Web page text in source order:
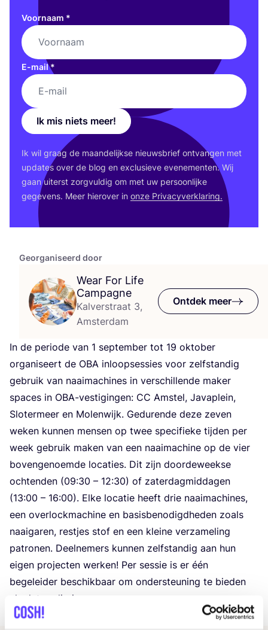
Georganiseerd door
Wear For Life
Campagne
Kalverstraat 3,
Amsterdam
Ontdek meer
In de peri­o­de van 1 sep­tem­ber tot 19 okto­ber
orga­ni­seert de OBA inloop­ses­sies voor zelf­stan­dig
gebruik van naai­ma­chi­nes in ver­schil­len­de maker
spa­ces in OBA-ves­ti­gin­gen: CC Amstel, Java­p­lein,
Slo­ter­meer en Molen­wijk. Gedu­ren­de deze zeven
weken kun­nen men­sen op twee spe­ci­fie­ke tij­den per
week gebruik maken van een naai­ma­chi­ne op de vier
boven­ge­noem­de loca­ties. Dit zijn door­de­week­se
och­ten­den (09:30 – 12:30) of zater­dag­mid­da­gen
(13:00 – 16:00). Elke loca­tie heeft drie naai­ma­chi­nes,
een over­lock­ma­chi­ne en basis­be­no­digd­he­den zoals
naai­ga­ren, rest­jes stof en een klei­ne ver­za­me­ling
patro­nen. Deel­ne­mers kun­nen zelf­stan­dig aan hun
eigen pro­jec­ten wer­ken! Per ses­sie is er één
bege­lei­der beschik­baar om onder­steu­ning te bie­den
als dat nodig is.
Voornaam *
E-mail*
Ik mis niets meer!
Ik wil graag de maan­de­lijk­se nieuws­brief ont­van­gen met
upda­tes over de blog en exclu­sie­ve eve­ne­men­ten. Wij
gaan uiterst zorg­vul­dig om met uw per­soon­lij­ke
gege­vens. Meer hier­over in onze Pri­va­cy­ver­kla­ring.